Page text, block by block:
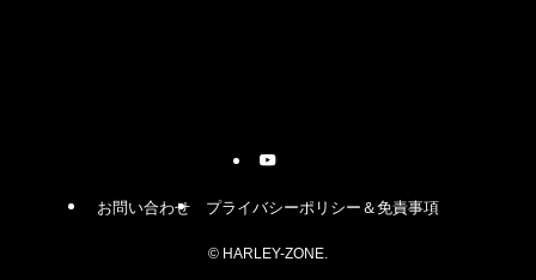
お問い合わせ プライバシーポリシー＆免責事項
© HARLEY-ZONE.